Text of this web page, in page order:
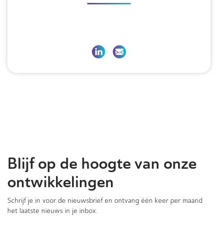
Blijf op de hoogte van onze
ontwikkelingen
Schrijf je in voor de nieuwsbrief en ontvang één keer per maand
het laatste nieuws in je inbox.